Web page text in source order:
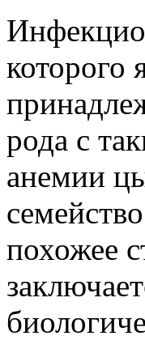
рода с
анемии
похожее